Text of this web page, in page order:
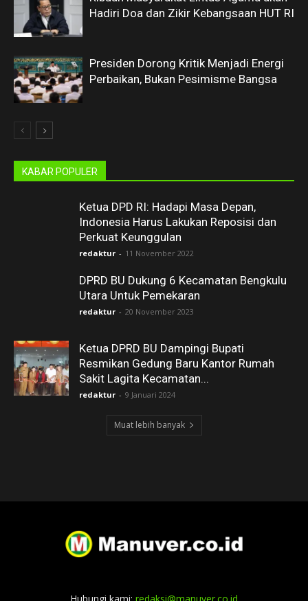
Hadiri Doa dan Zikir Kebangsaan HUT RI
Presiden Dorong Kritik Menjadi Energi
Perbaikan, Bukan Pesimisme Bangsa
KABAR POPULER
Ketua DPD RI: Hadapi Masa Depan,
Indonesia Harus Lakukan Reposisi dan
Perkuat Keunggulan
redaktur - 11 November 2022
DPRD BU Dukung 6 Kecamatan Bengkulu
Utara Untuk Pemekaran
redaktur - 20 November 2023
Ketua DPRD BU Dampingi Bupati
Resmikan Gedung Baru Kantor Rumah
Sakit Lagita Kecamatan...
redaktur - 9 Januari 2024
Muat lebih banyak
Hubungi kami: redaksi@manuver.co.id